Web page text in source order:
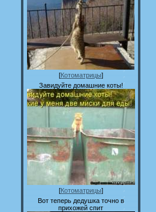
[Котоматрицы]
Завидуйте домашние коты!
[Котоматрицы]
Вот теперь дедушка точно в
прихожей спит